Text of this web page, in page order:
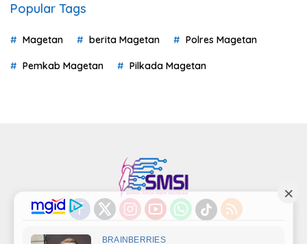
Popular Tags
Magetan berita Magetan Polres Magetan
Pemkab Magetan Pilkada Magetan